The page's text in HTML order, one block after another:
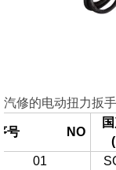
汽修的电动扭力扳
序号NO
01